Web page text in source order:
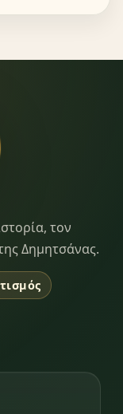
τον
Δημητσάνας.